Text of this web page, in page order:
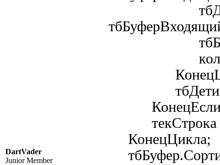
DartVader
Junior Member
текСтрока =
КонецЦикла;